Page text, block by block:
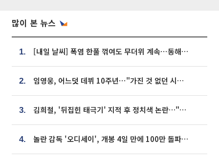
많이 본 뉴스
1. [내일 날씨] 폭염 한풀 꺾여도 무더위 계속⋯동해안 이틀 연속 비
2. 임영웅, 어느덧 데뷔 10주년⋯"가진 것 없던 시절, 내 앞엔 20명의 팬뿐"
3. 김희철, '뒤집힌 태극기' 지적 후 정치색 논란…"좌우 떠나 우리나라 국기"
4. 놀란 감독 '오디세이', 개봉 4일 만에 100만 돌파⋯'왕사남' 보다 빠르다